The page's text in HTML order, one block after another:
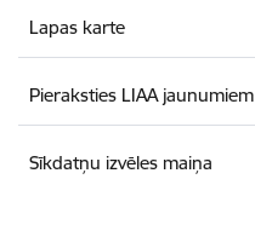
Lapas karte
Pieraksties LIAA jaunumiem
Sīkdatņu izvēles maiņa